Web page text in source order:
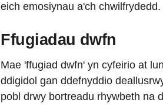
eich emosiynau a'ch chwilfrydedd.
Ffugiadau dwfn
Mae 'ffugiad dwfn' yn cyfeirio at
ddigidol gan ddefnyddio
pobl drwy bortreadu rhywbeth na